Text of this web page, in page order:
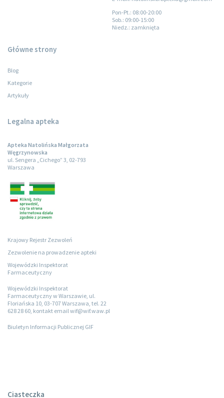
Pon-Pt.: 08:00-20:00
Sob.: 09:00-15:00
Niedz.: zamknięta
Główne strony
Blog
Kategorie
Artykuły
Legalna apteka
Apteka Natolińska Małgorzata
Węgrzynowska
ul. Sengera „Cichego” 3, 02-793
Warszawa
Krajowy Rejestr Zezwoleń
Zezwolenie na prowadzenie apteki
Wojewódzki Inspektorat
Farmaceutyczny
Wojewódzki Inspektorat
Farmaceutyczny w Warszawie, ul.
Floriańska 10, 03-707 Warszawa, tel. 22
628 28 60, kontakt email wif@wif.waw.pl
Biuletyn Informacji Publicznej GIF
Ciasteczka